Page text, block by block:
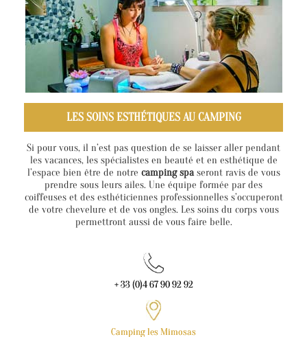
LES SOINS ESTHÉTIQUES AU CAMPING
Si pour vous, il n’est pas question de se laisser aller pendant
les vacances, les spécialistes en beauté et en esthétique de
l’espace bien être de notre camping spaseront ravis de vous
prendre sous leurs ailes. Une équipe formée par des
coiffeuses et des esthéticiennes professionnelles s’occuperont
de votre chevelure et de vos ongles. Les soins du corps vous
permettront aussi de vous faire belle.
+ 33 (0)4 67 90 92 92
Camping les Mimosas